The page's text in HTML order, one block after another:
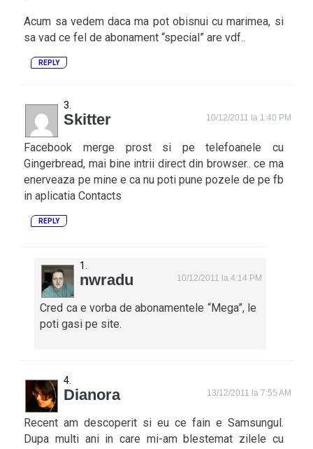
Acum sa vedem daca ma pot obisnui cu marimea, si
sa vad ce fel de abonament “special” are vdf..
REPLY
Skitter 10/12/2011 la 1:40 PM
Facebook merge prost si pe telefoanele cu
Gingerbread, mai bine intrii direct din browser.. ce ma
enerveaza pe mine e ca nu poti pune pozele de pe fb
in aplicatia Contacts
REPLY
nwradu 10/12/2011 la 4:14 PM
Cred ca e vorba de abonamentele “Mega”, le
poti gasi pe site.
Dianora 13/12/2011 la 7:55 AM
Recent am descoperit si eu ce fain e Samsungul.
Dupa multi ani in care mi-am blestemat zilele cu